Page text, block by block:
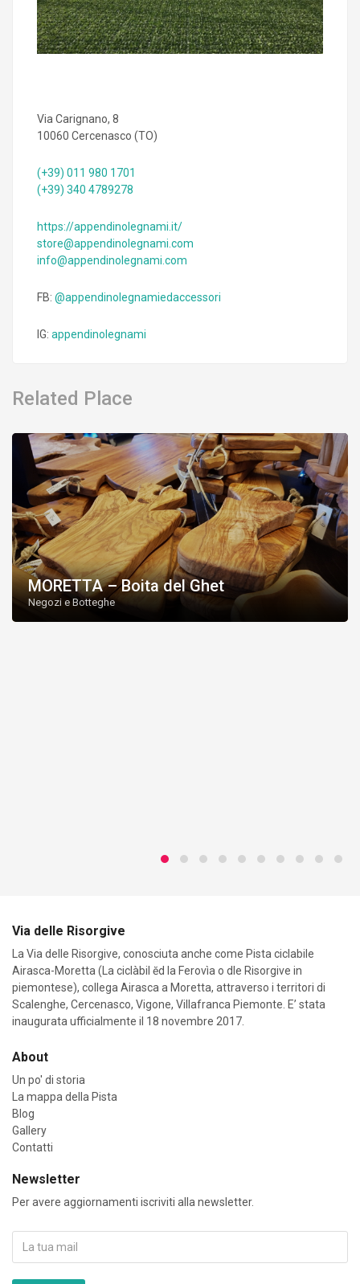
Via Carignano, 8
10060 Cercenasco (TO)
(+39) 011 980 1701
(+39) 340 4789278
https://appendinolegnami.it/
store@appendinolegnami.com
info@appendinolegnami.com
FB: @appendinolegnamiedaccessori
IG: appendinolegnami
Related Place
MORETTA – Boita del Ghet
Negozi e Botteghe
Via delle Risorgive
La Via delle Risorgive, conosciuta anche come Pista ciclabile
Airasca-Moretta (La ciclàbil ĕd la Ferovìa o dle Risorgive in
piemontese), collega Airasca a Moretta, attraverso i territori di
Scalenghe, Cercenasco, Vigone, Villafranca Piemonte. E’ stata
inaugurata ufficialmente il 18 novembre 2017.
About
Un po' di storia
La mappa della Pista
Blog
Gallery
Contatti
Newsletter
Per avere aggiornamenti iscriviti alla newsletter.